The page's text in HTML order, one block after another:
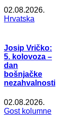
02.08.2026.
Hrvatska
Josip Vričko:
5. kolovoza –
dan
bošnjačke
nezahvalnosti
02.08.2026.
Gost kolumne